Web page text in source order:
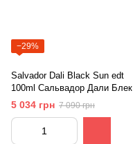
−29%
Salvador Dali Black Sun edt
100ml Сальвадор Дали Блек
Сан
5 034 грн 7 090 грн